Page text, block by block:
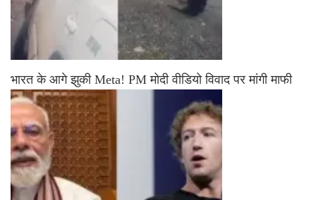
भारत के आगे झुकी Meta! PM मोदी वीडियो विवाद पर मांगी माफी